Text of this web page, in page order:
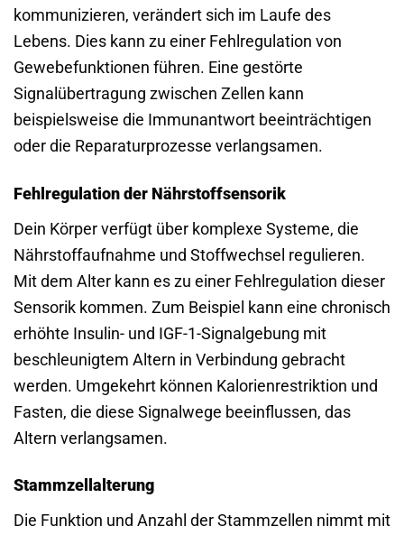
kommunizieren, verändert sich im Laufe des
Lebens. Dies kann zu einer Fehlregulation von
Gewebefunktionen führen. Eine gestörte
Signalübertragung zwischen Zellen kann
beispielsweise die Immunantwort beeinträchtigen
oder die Reparaturprozesse verlangsamen.
Fehlregulation der Nährstoffsensorik
Dein Körper verfügt über komplexe Systeme, die
Nährstoffaufnahme und Stoffwechsel regulieren.
Mit dem Alter kann es zu einer Fehlregulation dieser
Sensorik kommen. Zum Beispiel kann eine chronisch
erhöhte Insulin- und IGF-1-Signalgebung mit
beschleunigtem Altern in Verbindung gebracht
werden. Umgekehrt können Kalorienrestriktion und
Fasten, die diese Signalwege beeinflussen, das
Altern verlangsamen.
Stammzellalterung
Die Funktion und Anzahl der Stammzellen nimmt mit